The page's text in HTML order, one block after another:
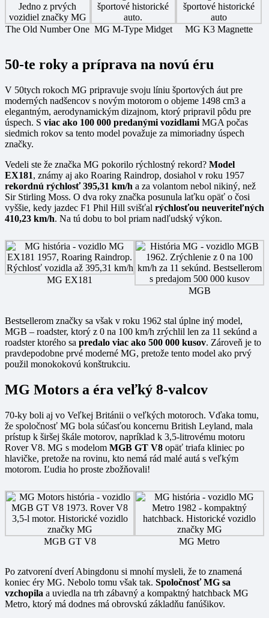
The Old Number One MG M-Type Midget MG K3 Magnette
50-te roky a príprava na novú éru
V 50tych rokoch MG pripravuje svoju líniu športových áut pre
moderných nadšencov s novým motorom o objeme 1498 cm3 a
elegantným, aerodynamickým dizajnom, ktorý pripravil pôdu pre
úspech. S viac ako 100 000 predanými vozidlami MGA počas
siedmich rokov sa tento model považuje za mimoriadny úspech
značky.
Vedeli ste že značka MG pokorilo rýchlostný rekord? Model
EX181, známy aj ako Roaring Raindrop, dosiahol v roku 1957
rekordnú rýchlosť 395,31 km/h a za volantom nebol nikiný, než
Sir Stirling Moss. O dva roky značka posunula laťku opäť o čosi
vyššie, kedy jazdec F1 Phil Hill svišťal rýchlosťou neuveriteľných
410,23 km/h. Na tú dobu to bol priam nadľudský výkon.
MG EX181
MGB
Bestsellerom značky sa však v roku 1962 stal úplne iný model,
MGB – roadster, ktorý z 0 na 100 km/h zrýchlil len za 11 sekúnd a
roadster ktorého sa predalo viac ako 500 000 kusov. Zároveň je to
pravdepodobne prvé moderné MG, pretože tento model ako prvý
použil monokokovú konštrukciu.
MG Motors a éra veľký 8-valcov
70-ky boli aj vo Veľkej Británii o veľkých motoroch. Vďaka tomu,
že spoločnosť MG bola súčasťou koncernu British Leyland, mala
prístup k širšej škále motorov, napríklad k 3,5-litrovému motoru
Rover V8. MG s modelom MGB GT V8 opäť triafa kliniec po
hlavičke, pretože na rovinu, kto nemá rád malé autá s veľkým
motorom. Ľudia ho proste zbožňovali!
MGB GT V8 MG Metro
Po zatvorení dverí Abingdonu si mnohí mysleli, že to znamená
koniec éry MG. Nebolo tomu však tak. Spoločnosť MG sa
vzchopila a uviedla na trh zábavný a kompaktný hatchback MG
Metro, ktorý má dodnes má obrovskú základňu fanúšikov.